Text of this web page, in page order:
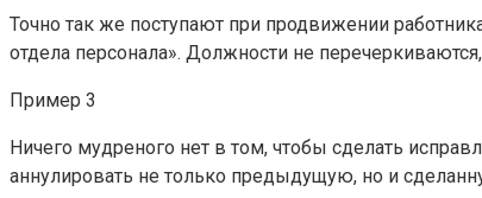
Точно так же поступают при продвижении
отдела персонала». Должности не
Пример 3
Ничего мудреного нет в том, чтобы сделать
аннулировать не только предыдущую, но и